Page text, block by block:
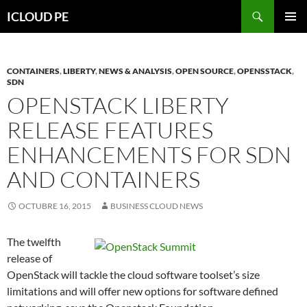
hacia
ICLOUD PE
CONTAINERS,LIBERTY,NEWS & ANALYSIS,OPEN SOURCE,OPENSSTACK,
SDN
OPENSTACK LIBERTY
RELEASE FEATURES
ENHANCEMENTS FOR SDN
AND CONTAINERS
OCTUBRE 16, 2015 BUSINESS CLOUD NEWS
The twelfth
release of
OpenStack will tackle the cloud software toolset’s size
limitations and will offer new options for software defined